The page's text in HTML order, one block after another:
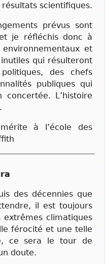
scientifiques.
prévus sont
je réfléchis donc à
environnementaux et
qui résulteront
des chefs
publiques qui
L’histoire
à l’école des
des décennies que
il est toujours
climatiques
férocité et une telle
ce sera le tour de
doute.